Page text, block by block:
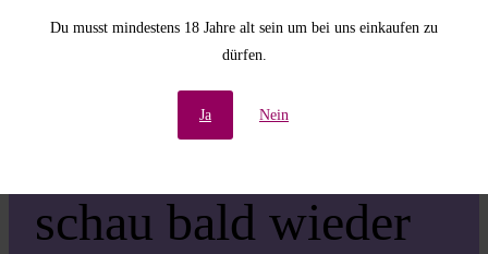
Du musst mindestens 18 Jahre alt sein um bei uns einkaufen zu
dürfen.
Ja Nein
Unannehmlichkeiten!
Wir arbeiten an einer
schau bald wieder